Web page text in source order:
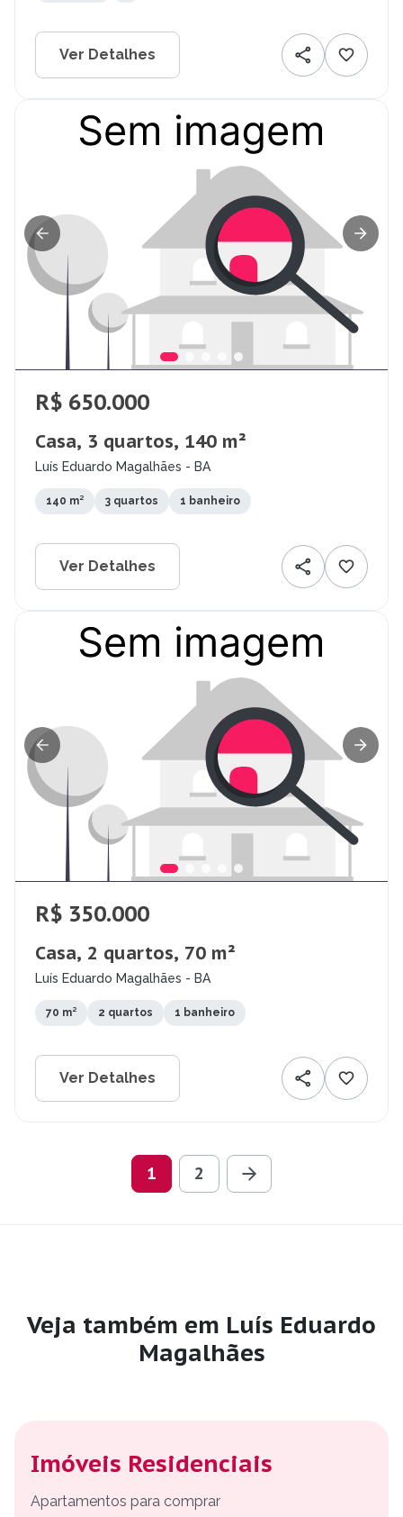
Ver Detalhes
R$ 650.000
Casa, 3 quartos, 140 m²
Luís Eduardo Magalhães - BA
140 m² 3 quartos 1 banheiro
Ver Detalhes
R$ 350.000
Casa, 2 quartos, 70 m²
Luís Eduardo Magalhães - BA
70 m² 2 quartos 1 banheiro
Ver Detalhes
1 2
Veja também em Luís Eduardo
Magalhães
Imóveis Residenciais
Apartamentos para comprar